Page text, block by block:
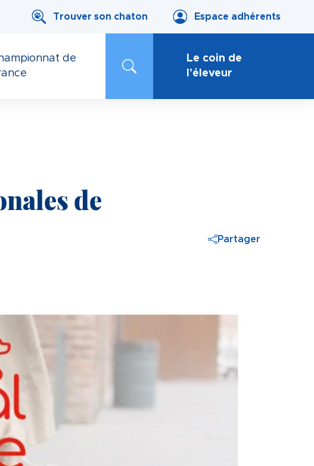
Trouver son chaton Espace adhérents
de
Le coin de
l’éleveur
de
Partager